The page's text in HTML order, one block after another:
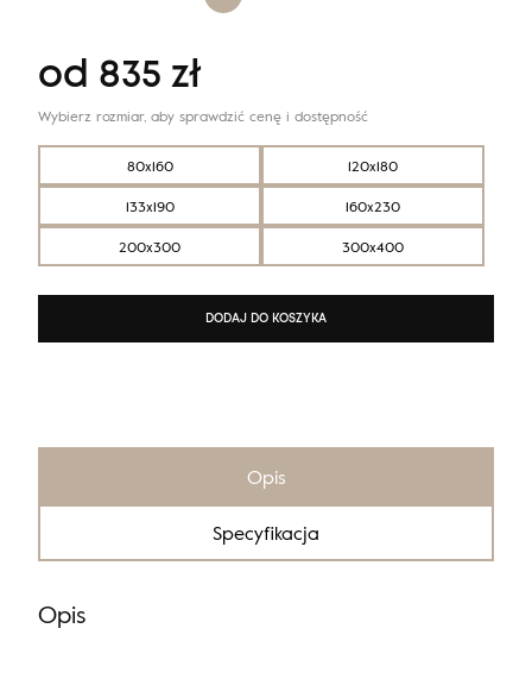
80x160
120x180
133x190
160x230
200x300
300x400
od 835 zł
Wybierz rozmiar, aby sprawdzić cenę i dostępność
DODAJ DO KOSZYKA
Opis
Specyfikacja
Opis